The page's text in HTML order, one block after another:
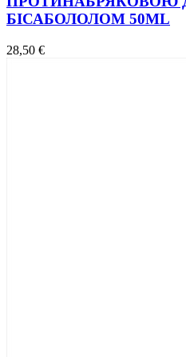
БІСАБОЛОЛОМ 50ML
28,50 €